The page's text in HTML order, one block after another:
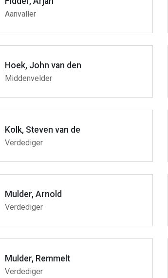
Aanvaller
Hoek, John van den
Middenvelder
Kolk, Steven van de
Verdediger
Mulder, Arnold
Verdediger
Mulder, Remmelt
Verdediger